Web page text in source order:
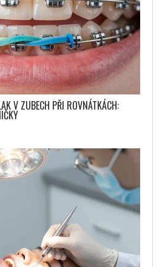
V ZUBECH PŘI ROVNÁTKÁCH: